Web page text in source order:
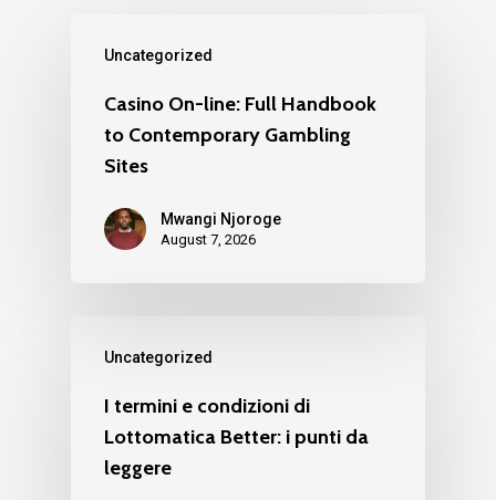
Uncategorized
Casino On-line: Full Handbook
to Contemporary Gambling
Sites
Mwangi Njoroge
August 7, 2026
Uncategorized
I termini e condizioni di
Lottomatica Better: i punti da
leggere